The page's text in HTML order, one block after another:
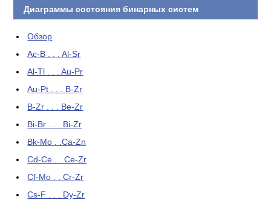
Диаграммы состояния бинарных систем
Обзор
Ac-B . . . Al-Sr
Al-Tl . . . Au-Pr
Au-Pt . . . B-Zr
B-Zr . . . Be-Zr
Bi-Br . . . Bi-Zr
Bk-Mo . .Ca-Zn
Cd-Ce . . Ce-Zr
Cf-Mo . . Cr-Zr
Cs-F . . . Dy-Zr